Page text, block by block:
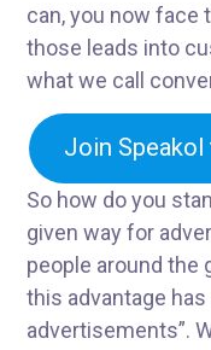
can, you now face
those leads into
what we call
Join
So how do you
given way for
people around the
this advantage
advertisements”.